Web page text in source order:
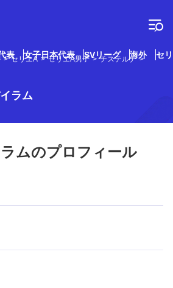
表 女子日本代表 SVリーグ 海外 セ
セリエA セリエA男子
チステルナ
ラム
ムのプロフィール